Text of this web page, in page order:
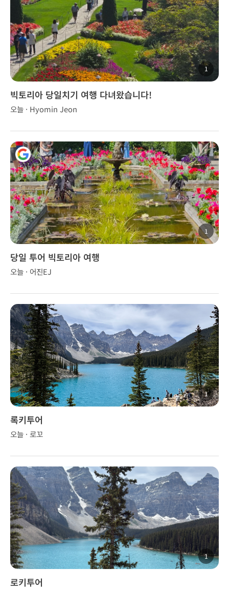
1
빅토리아 당일치기 여행 다녀왔습니다!
오늘 · Hyomin Jeon
1
당일 투어 빅토리아 여행
오늘 · 어진EJ
1
록키투어
오늘 · 로꼬
1
로키투어